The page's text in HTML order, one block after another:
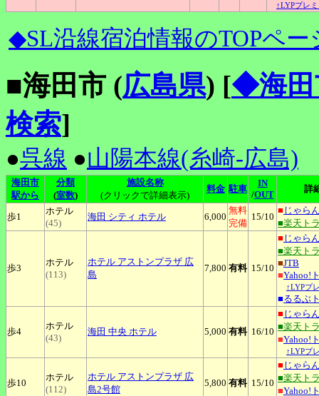
↑LYPプレ
◆SL沿線宿泊情報のTOPペー
■海田市 (広島県) [◆海田
検索]
●呉線 ●山陽本線(糸崎-広島)
海田市
駅から
分類
(室数)
施設名称
(クリックで詳細表示)
料金 駐車
IN
/OUT
詳
歩1
ホテル
(45)
海田 シティ ホテル 6,000
無料
完備
15/10
■ じゃら
■楽天ト
歩3
ホテル
(113)
ホテル アストンプラザ 広
島
7,800 有料 15/10
■ じゃら
■楽天ト
■JTB
■Yahoo!
↑LYPプ
■るるぶ
歩4
ホテル
(43)
海田 中央 ホテル 5,000 有料 16/10
■ じゃら
■楽天ト
■Yahoo!
↑LYPプ
歩10
ホテル
(112)
ホテル アストンプラザ 広
島2号館
5,800 有料 15/10
■ じゃら
■楽天ト
■Yahoo!